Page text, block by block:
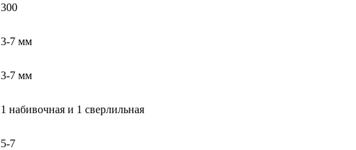
300
3-7 мм
3-7 мм
1 набивочная и 1 сверлильная
5-7